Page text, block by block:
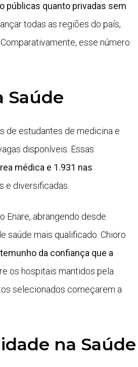
públicas quanto privadas sem
todas as regiões do país,
Comparativamente, esse número
Saúde
de estudantes de medicina e
disponíveis. Essas
médica e 1.931 nas
e diversificadas.
Enare, abrangendo desde
saúde mais qualificado. Chioro
da confiança que a
os hospitais mantidos pela
selecionados começarem a
na Saúde